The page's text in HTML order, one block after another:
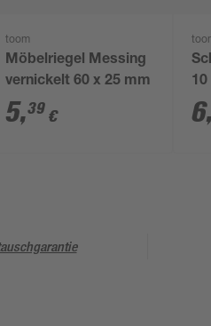
toom
Möbelriegel Messing
vernickelt 60 x 25 mm
5,39 €
10
6